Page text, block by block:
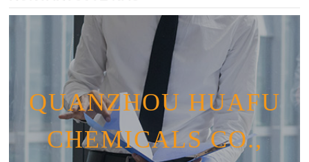
QUANZHOU HUAFU
CHEMICALS CO.,